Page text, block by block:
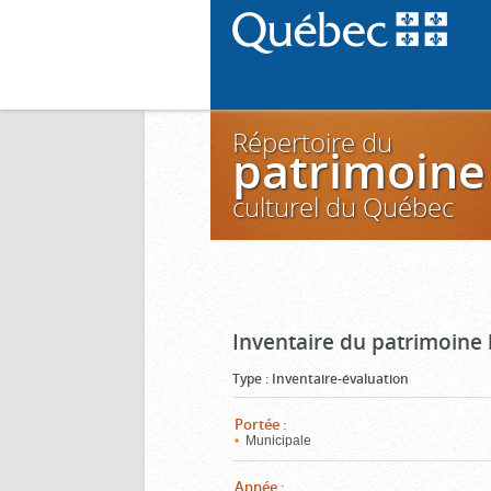
Répertoire du
patrimoine
culturel du Québec
Inventaire du patrimoine
Type : Inventaire-évaluation
Portée :
Municipale